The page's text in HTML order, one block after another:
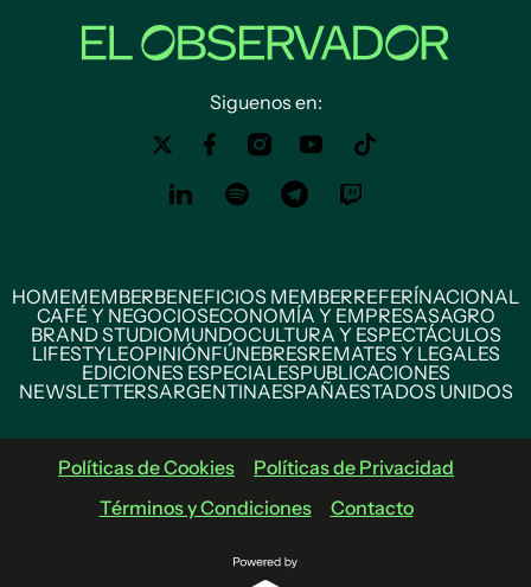
Siguenos en:
HOMEMEMBERBENEFICIOS MEMBERREFERÍNACIONAL
CAFÉ Y NEGOCIOSECONOMÍA Y EMPRESASAGRO
BRAND STUDIOMUNDOCULTURA Y ESPECTÁCULOS
LIFESTYLEOPINIÓNFÚNEBRESREMATES Y LEGALES
EDICIONES ESPECIALESPUBLICACIONES
NEWSLETTERSARGENTINAESPAÑAESTADOS UNIDOS
Políticas de Cookies
Políticas de Privacidad
Términos y Condiciones
Contacto